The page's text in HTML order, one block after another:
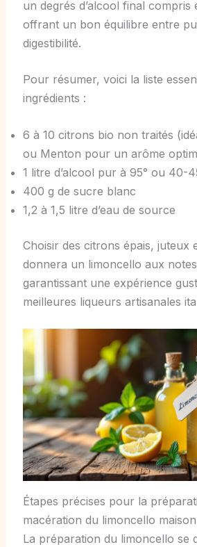
un degrés d’alcool final compris
offrant un bon équilibre entre
digestibilité.
Pour résumer, voici la liste
ingrédients :
6 à 10 citrons bio non traités
ou Menton pour un arôme
1 litre d’alcool pur à 95° ou 40-
400 g de sucre blanc
1,2 à 1,5 litre d’eau de source
Choisir des citrons épais, juteux
donnera un limoncello aux
garantissant une expérience
meilleures liqueurs artisanales
Étapes précises pour la
macération du limoncello maison
La préparation du limoncello se